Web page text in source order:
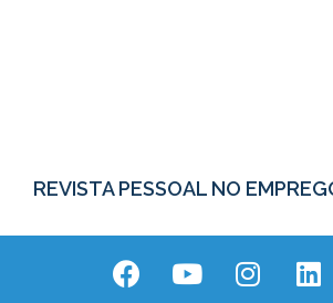
REVISTA PESSOAL NO